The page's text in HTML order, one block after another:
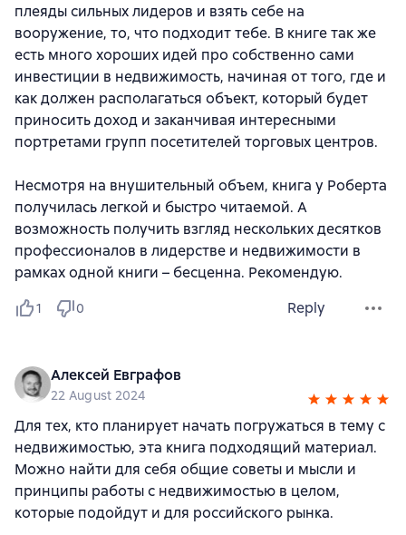
плеяды сильных лидеров и взять себе на
вооружение, то, что подходит тебе. В книге так же
есть много хороших идей про собственно сами
инвестиции в недвижимость, начиная от того, где и
как должен располагаться объект, который будет
приносить доход и заканчивая интересными
портретами групп посетителей торговых центров.
Несмотря на внушительный объем, книга у Роберта
получилась легкой и быстро читаемой. А
возможность получить взгляд нескольких десятков
профессионалов в лидерстве и недвижимости в
рамках одной книги – бесценна. Рекомендую.
1 0 Reply
Алексей Евграфов
22 August 2024
Для тех, кто планирует начать погружаться в тему с
недвижимостью, эта книга подходящий материал.
Можно найти для себя общие советы и мысли и
принципы работы с недвижимостью в целом,
которые подойдут и для российского рынка.